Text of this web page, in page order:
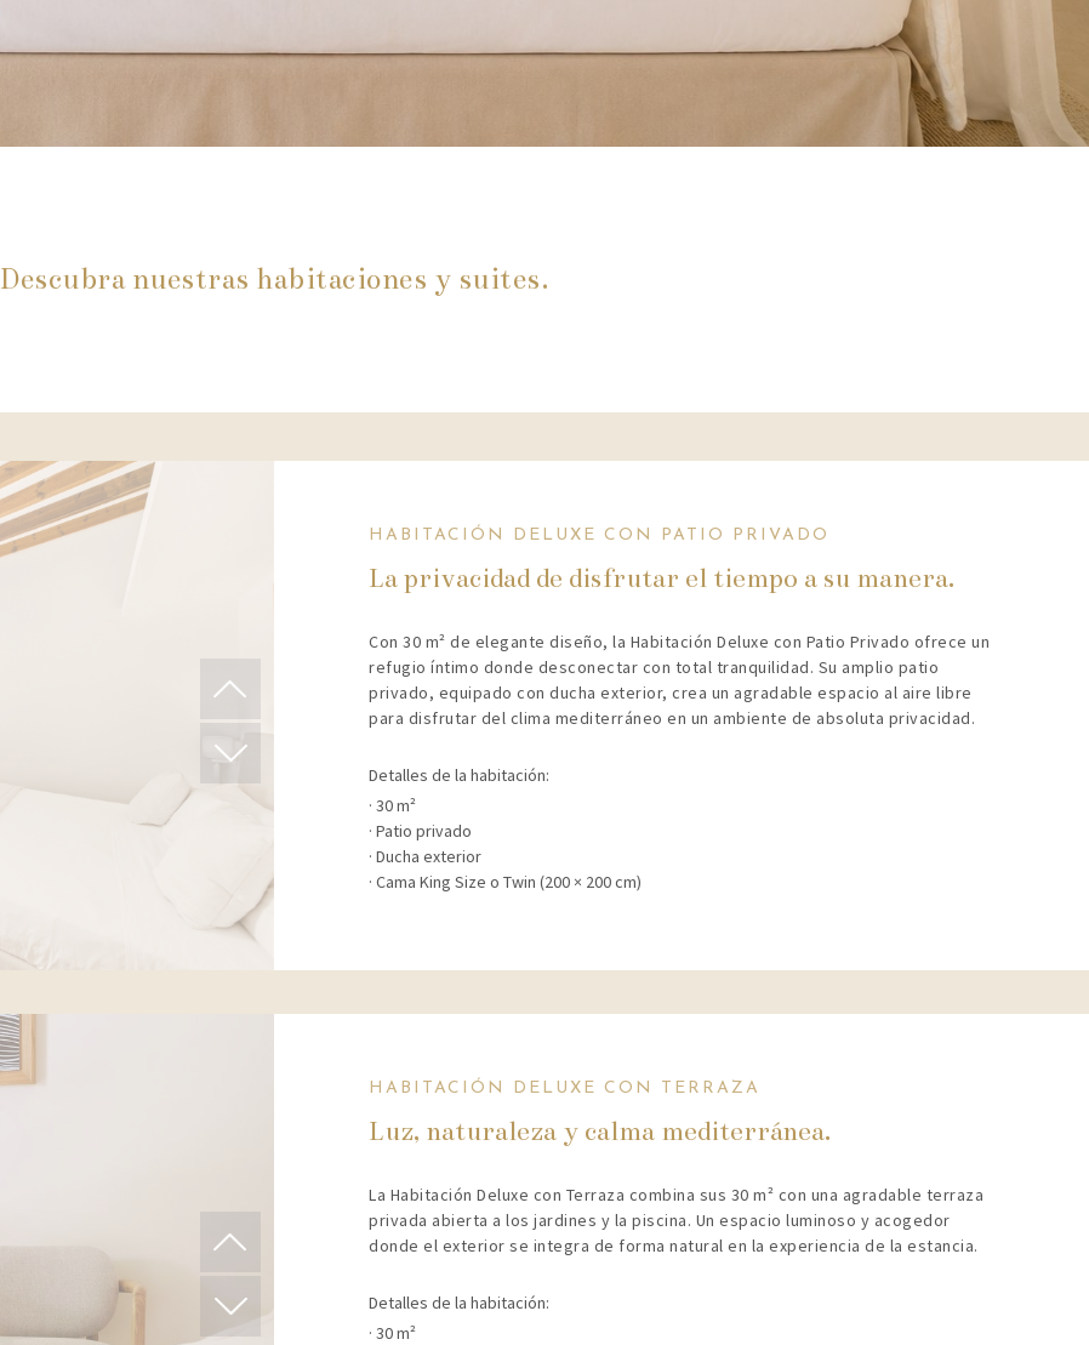
Descubra nuestras habitaciones y suites.
HABITACIÓN DELUXE CON PATIO PRIVADO
La privacidad de disfrutar el tiempo a su manera.
Con 30 m² de elegante diseño, la Habitación Deluxe con Patio Privado ofrece un
refugio íntimo donde desconectar con total tranquilidad. Su amplio patio
privado, equipado con ducha exterior, crea un agradable espacio al aire libre
para disfrutar del clima mediterráneo en un ambiente de absoluta privacidad.
Detalles de la habitación:
30 m²
Patio privado
Ducha exterior
Cama King Size o Twin (200 × 200 cm)
HABITACIÓN DELUXE CON TERRAZA
Luz, naturaleza y calma mediterránea.
La Habitación Deluxe con Terraza combina sus 30 m² con una agradable terraza
privada abierta a los jardines y la piscina. Un espacio luminoso y acogedor
donde el exterior se integra de forma natural en la experiencia de la estancia.
Detalles de la habitación:
30 m²